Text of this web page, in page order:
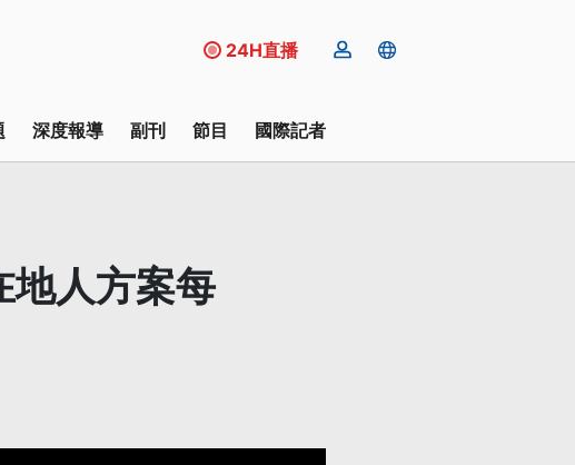
24H直播
深度報導 副刊 節目 國際記者
地人方案每